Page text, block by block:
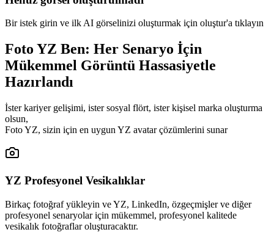
Bir istek girin ve ilk AI görselinizi oluşturmak için oluştur'a tıklayın
Foto YZ Ben: Her Senaryo İçin
Mükemmel Görüntü Hassasiyetle
Hazırlandı
İster kariyer gelişimi, ister sosyal flört, ister kişisel marka oluşturma
olsun,
Foto YZ, sizin için en uygun YZ avatar çözümlerini sunar
YZ Profesyonel Vesikalıklar
Birkaç fotoğraf yükleyin ve YZ, LinkedIn, özgeçmişler ve diğer
profesyonel senaryolar için mükemmel, profesyonel kalitede
vesikalık fotoğraflar oluşturacaktır.